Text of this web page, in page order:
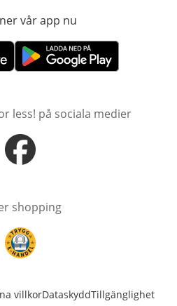
vår app nu
öppnas i nytt fönster
less! på sociala medier
öppnas i nytt fönster
shopping
öppnas i nytt fönster
villkorDataskyddTillgänglighet